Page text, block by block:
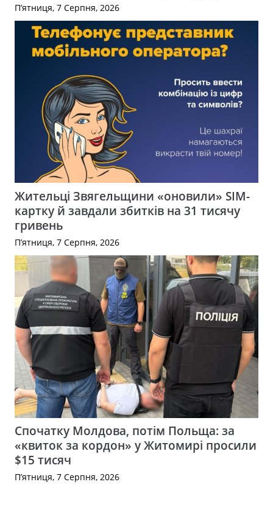
П’ятниця, 7 Серпня, 2026
Жительці Звягельщини «оновили» SIM-
картку й завдали збитків на 31 тисячу
гривень
П’ятниця, 7 Серпня, 2026
Спочатку Молдова, потім Польща: за
«квиток за кордон» у Житомирі просили
$15 тисяч
П’ятниця, 7 Серпня, 2026